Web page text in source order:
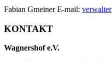
Fabian Gmeiner E-mail:
KONTAKT
Wagnershof e.V.